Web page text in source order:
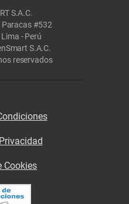
S.A.C.
Paracas #532
- Perú
S.A.C.
reservados
Cookies